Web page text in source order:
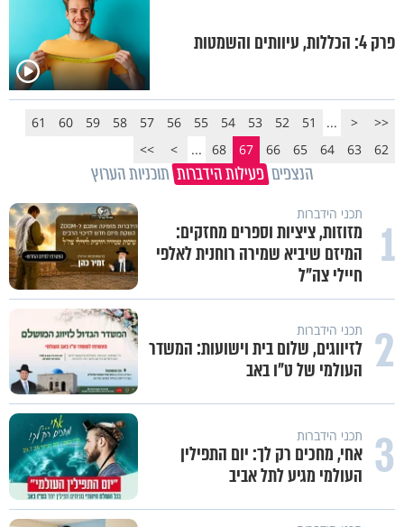
פרק 4: הכללות, עיוותים והשמטות
<<
<
...
51
52
53
54
55
56
57
58
59
60
61
62
63
64
65
66
67
68
...
>
>>
הנצפים פעילות הידברות תוכניות הערוץ
1 תכני הידברות
מזוזות, ציציות וספרים מחזקים:
המיזם שיביא שמירה רוחנית לאלפי
חיילי צה"ל
2 תכני הידברות
לזיווגים, שלום בית וישועות: המשדר
העולמי של ט"ו באב
3 תכני הידברות
אחי, מחכים רק לך: יום התפילין
העולמי מגיע לתל אביב